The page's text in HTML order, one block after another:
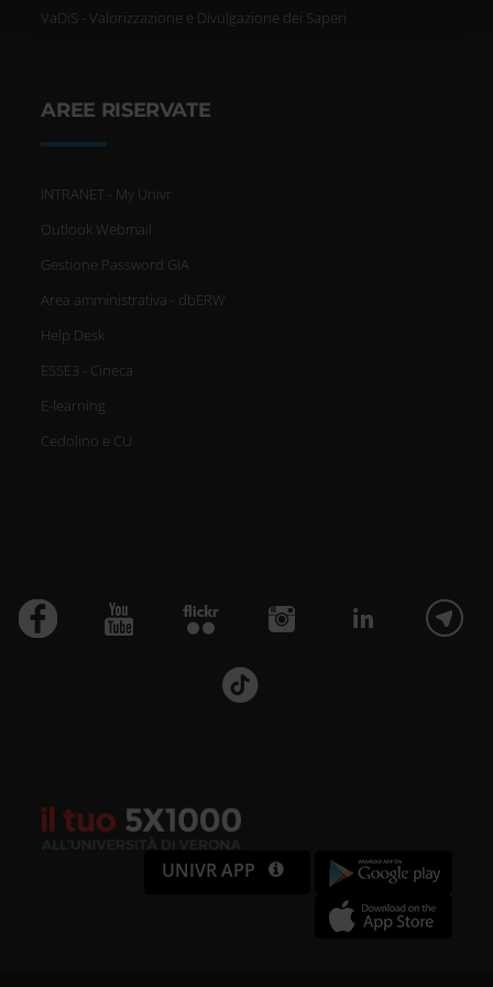
con altre informazioni che hai fornito loro o che hanno
VaDiS - Valorizzazione e Divulgazione dei Saperi
AREE RISERVATE
INTRANET - My Univr
Outlook Webmail
Gestione Password GIA
Area amministrativa - dbERW
Help Desk
ESSE3 - Cineca
E-learning
Cedolino e CU
UNIVR APP